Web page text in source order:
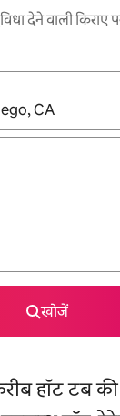
देने वाली किराए
अप और डाउन 'ऐरो
खोजें
हॉट टब की